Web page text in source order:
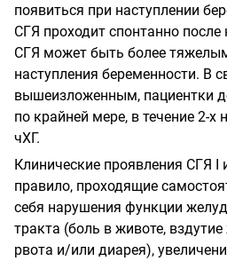
появиться при наступлении
СГЯ проходит спонтанно
СГЯ может быть более
наступления беременности. В
вышеизложенным, пациентки
по крайней мере, в течение 2-х
чХГ.
Клинические проявления СГЯ I
правило, проходящие
себя нарушения функции
тракта (боль в животе,
рвота и/или диарея),